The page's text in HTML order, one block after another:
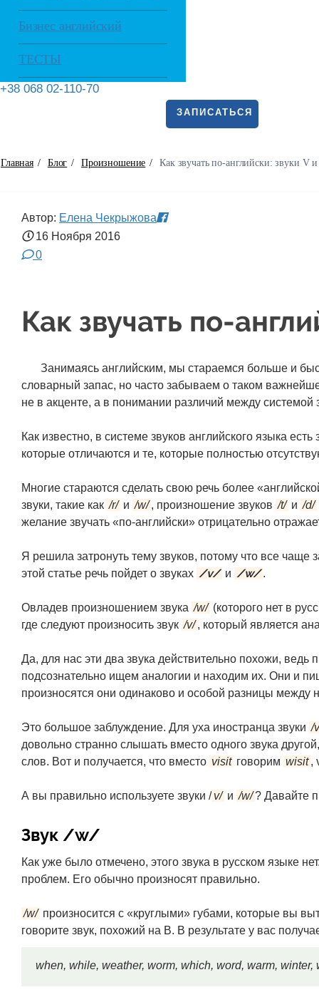
Бизнес английский
ТЕСТЫ
+38 068 02-110-70
ЗАПИСАТЬСЯ
Главная / Блог / Произношение / Как звучать по-английски: звуки V
Автор: Елена Чекрыжова
16 Ноября 2016
0
Как звучать по-
Занимаясь английским, мы стараемся больше и
словарный запас, но часто забываем о таком
не в акценте, а в понимании различий между системой
Как известно, в системе звуков английского языка
которые отличаются и те, которые полностью
Многие стараются сделать свою речь более
звуки, такие как /r/ и /w/ , произношение звуков /t/ и /d/
желание звучать «по-английски» отрицательно
Я решила затронуть тему звуков, потому что все чаще
этой статье речь пойдет о звуках /v/ и /w/ .
Овладев произношением звука /w/ (которого нет в
где следуют произносить звук /v/ , который является
Да, для нас эти два звука действительно похожи, ведь
подсознательно ищем аналогии и находим их. Они и
произносятся они одинаково и особой разницы между
Это большое заблуждение. Для уха иностранца звуки /
довольно странно слышать вместо одного звука
слов. Вот и получается, что вместо visit говорим wisit ,
А вы правильно используете звуки / v/ и /w/? Давайте
Звук /w/
Как уже было отмечено, этого звука в русском языке
проблем. Его обычно произносят правильно.
/w/ произносится с «круглыми» губами, которые вы
говорите звук, похожий на В. В результате у вас
when, while, weather, worm, which, word, warm,